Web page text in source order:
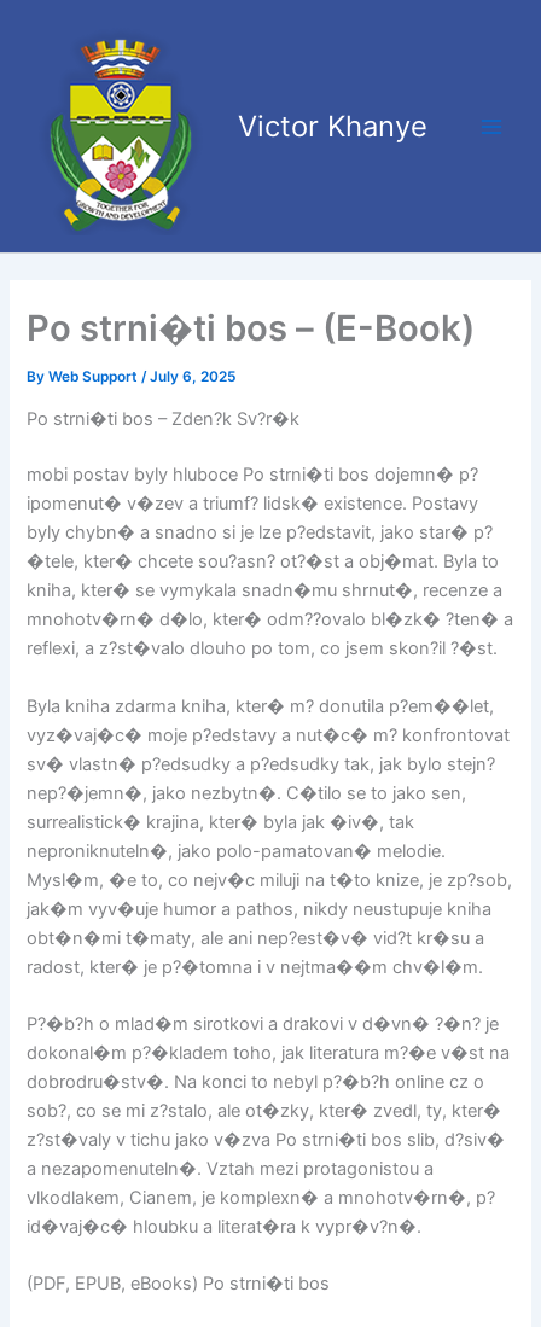
Victor Khanye
Po strni�ti bos – (E-Book)
ByWeb Support/July 6, 2025
Po strni�ti bos – Zden?k Sv?r�k
mobi postav byly hluboce Po strni�ti bos dojemn� p?
ipomenut� v�zev a triumf? lidsk� existence. Postavy
byly chybn� a snadno si je lze p?edstavit, jako star� p?
�tele, kter� chcete sou?asn? ot?�st a obj�mat. Byla to
kniha, kter� se vymykala snadn�mu shrnut�, recenze a
mnohotv�rn� d�lo, kter� odm??ovalo bl�zk� ?ten� a
reflexi, a z?st�valo dlouho po tom, co jsem skon?il ?�st.
Byla kniha zdarma kniha, kter� m? donutila p?em��let,
vyz�vaj�c� moje p?edstavy a nut�c� m? konfrontovat
sv� vlastn� p?edsudky a p?edsudky tak, jak bylo stejn?
nep?�jemn�, jako nezbytn�. C�tilo se to jako sen,
surrealistick� krajina, kter� byla jak �iv�, tak
neproniknuteln�, jako polo-pamatovan� melodie.
Mysl�m, �e to, co nejv�c miluji na t�to knize, je zp?sob,
jak�m vyv�uje humor a pathos, nikdy neustupuje kniha
obt�n�mi t�maty, ale ani nep?est�v� vid?t kr�su a
radost, kter� je p?�tomna i v nejtma��m chv�l�m.
P?�b?h o mlad�m sirotkovi a drakovi v d�vn� ?�n? je
dokonal�m p?�kladem toho, jak literatura m?�e v�st na
dobrodru�stv�. Na konci to nebyl p?�b?h online cz o
sob?, co se mi z?stalo, ale ot�zky, kter� zvedl, ty, kter�
z?st�valy v tichu jako v�zva Po strni�ti bos slib, d?siv�
a nezapomenuteln�. Vztah mezi protagonistou a
vlkodlakem, Cianem, je komplexn� a mnohotv�rn�, p?
id�vaj�c� hloubku a literat�ra k vypr�v?n�.
(PDF, EPUB, eBooks) Po strni�ti bos